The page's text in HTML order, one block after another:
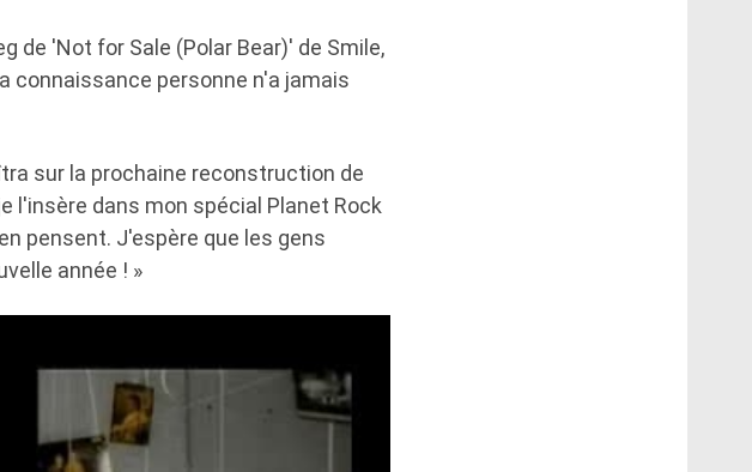
de 'Not for Sale (Polar Bear)' de Smile,
connaissance personne n'a jamais
sur la prochaine reconstruction de
l'insère dans mon spécial Planet Rock
pensent. J'espère que les gens
année ! »